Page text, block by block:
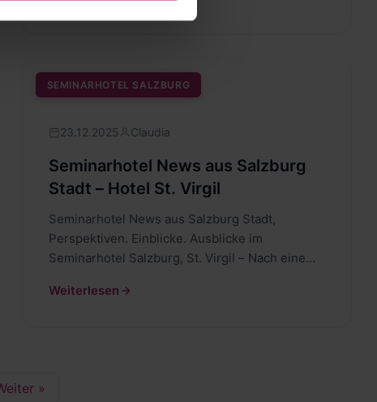
SEMINARHOTEL SALZBURG
23.12.2025 Claudia
Seminarhotel News aus Salzburg
Stadt – Hotel St. Virgil
Seminarhotel News aus Salzburg Stadt,
Perspektiven. Einblicke. Ausblicke im
Seminarhotel Salzburg, St. Virgil – Nach einem
Weiterlesen
»